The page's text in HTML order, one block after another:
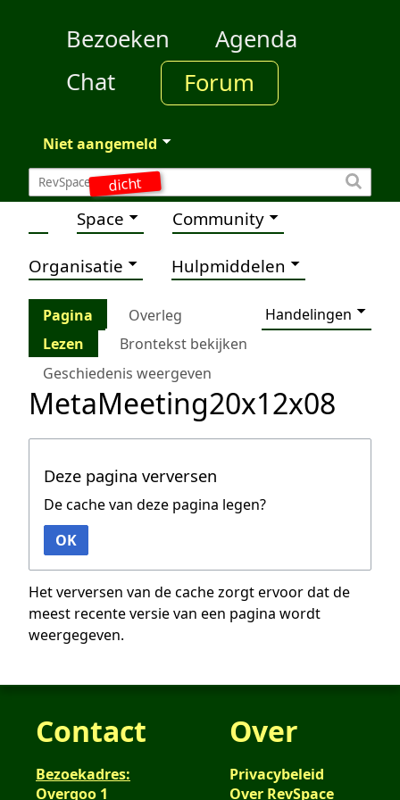
dicht
Bezoeken
Agenda
Chat
Forum
Niet aangemeld
Space Community
Organisatie Hulpmiddelen
Pagina Overleg
Handelingen
Lezen
Brontekst bekijken
Geschiedenis weergeven
MetaMeeting20x12x08
Deze pagina verversen
De cache van deze pagina legen?
OK
Het verversen van de cache zorgt ervoor dat de
meest recente versie van een pagina wordt
weergegeven.
Contact
Bezoekadres:
Overgoo 1
Over
Privacybeleid
Over RevSpace